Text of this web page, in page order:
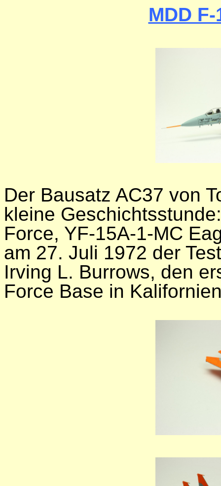
MDD
Der Bausatz AC37 von
kleine
Force, YF-15A-1-MC
am 27. Juli 1972 der
Irving L. Burrows, den
Force Base in